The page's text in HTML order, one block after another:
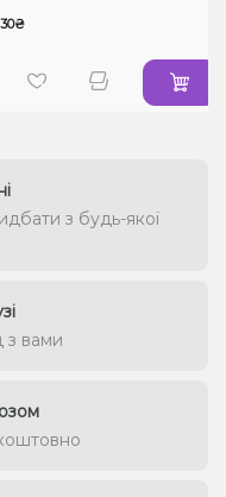
з будь-якої
з вами